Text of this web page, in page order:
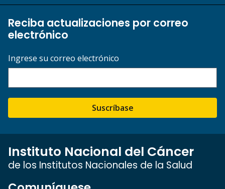
Reciba actualizaciones por correo
electrónico
Ingrese su correo electrónico
Suscríbase
Instituto Nacional del Cáncer
de los Institutos Nacionales de la Salud